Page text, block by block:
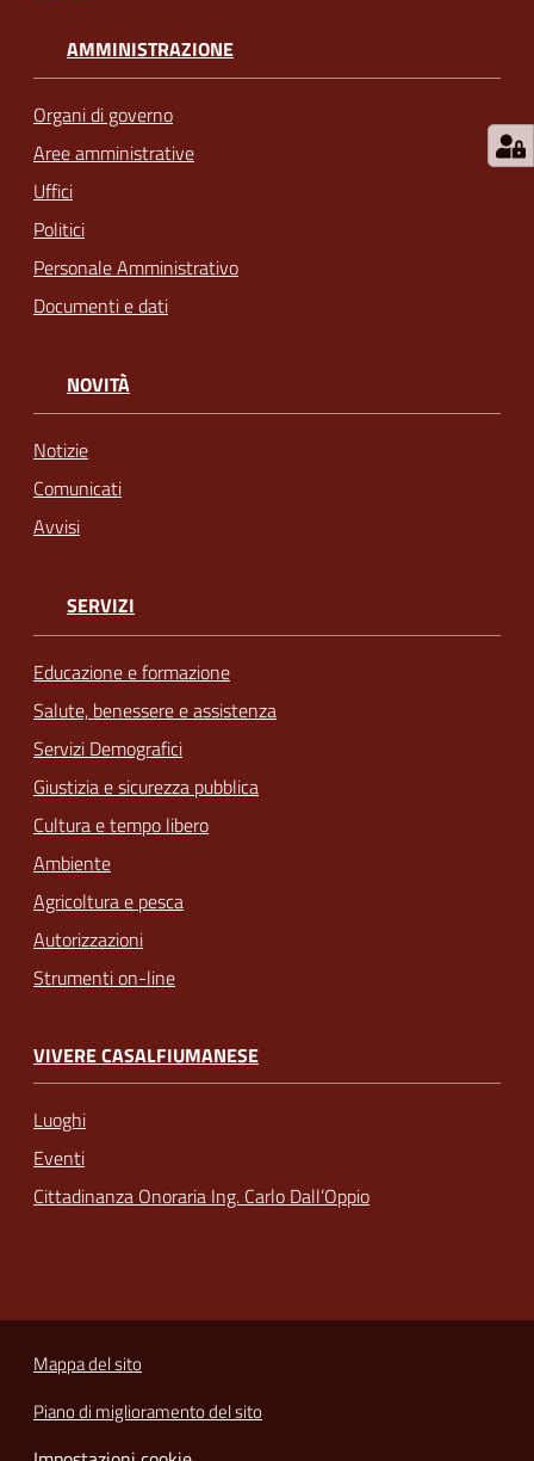
AMMINISTRAZIONE
Organi di governo
Aree amministrative
Uffici
Politici
Personale Amministrativo
Documenti e dati
NOVITÀ
Notizie
Comunicati
Avvisi
SERVIZI
Educazione e formazione
Salute, benessere e assistenza
Servizi Demografici
Giustizia e sicurezza pubblica
Cultura e tempo libero
Ambiente
Agricoltura e pesca
Autorizzazioni
Strumenti on-line
VIVERE CASALFIUMANESE
Luoghi
Eventi
Cittadinanza Onoraria Ing. Carlo Dall’Oppio
Mappa del sito
Piano di miglioramento del sito